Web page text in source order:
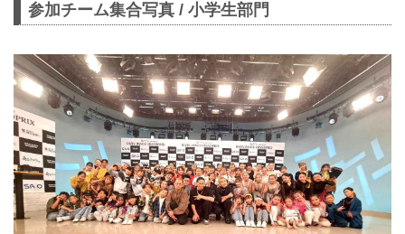
参加チーム集合写真 / 小学生部門